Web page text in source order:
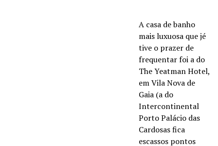
A casa de banho
mais luxuosa que jé
tive o prazer de
frequentar foi a do
The Yeatman Hotel,
em Vila Nova de
Gaia (a do
Intercontinental
Porto Palácio das
Cardosas fica
escassos pontos